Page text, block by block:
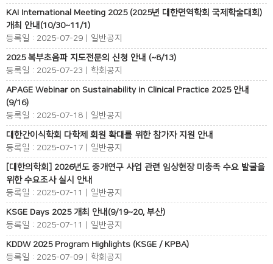
KAI International Meeting 2025 (2025년 대한면역학회 국제학술대회)
개최 안내(10/30~11/1)
등록일 : 2025-07-29 | 일반공지
2025 복부초음파 지도전문의 신청 안내 (~8/13)
등록일 : 2025-07-23 | 학회공지
APAGE Webinar on Sustainability in Clinical Practice 2025 안내
(9/16)
등록일 : 2025-07-18 | 일반공지
대한간이식학회 다학제 회원 확대를 위한 참가자 지원 안내
등록일 : 2025-07-17 | 일반공지
[대한의학회] 2026년도 중개연구 사업 관련 임상현장 미충족 수요 발굴을
위한 수요조사 실시 안내
등록일 : 2025-07-11 | 일반공지
KSGE Days 2025 개최 안내(9/19~20, 부산)
등록일 : 2025-07-11 | 일반공지
KDDW 2025 Program Highlights (KSGE / KPBA)
등록일 : 2025-07-09 | 학회공지